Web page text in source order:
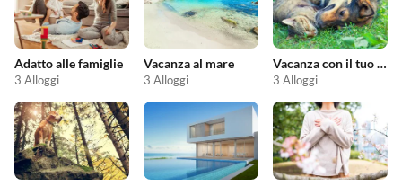
Adatto alle famiglie
3 Alloggi
Vacanza al mare
3 Alloggi
Vacanza con il tuo animale domestico
3 Alloggi